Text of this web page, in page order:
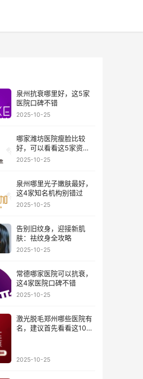
泉州抗衰哪里好，这5家
医院口碑不错
2025-10-25
哪家潍坊医院瘦脸比较
好，可以看看这5家资历
比较老的机构
2025-10-25
泉州哪里光子嫩肤最好，
这4家知名机构别错过
2025-10-25
告别旧纹身，迎接新肌
肤：祛纹身全攻略
2025-10-25
常德哪家医院可以抗衰，
这4家医院口碑不错
2025-10-25
激光脱毛郑州哪些医院有
名，建议首先看看这10家
2025-10-25